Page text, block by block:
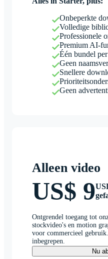
Onbeperkte
Volledige
Professionele
Premium AI-
Één bundel
Geen
Snellere
Geen
Alleen video
US$ 9
Ontgrendel toegang tot
stockvideo's en motion
voor commercieel
inbegrepen.
Nu